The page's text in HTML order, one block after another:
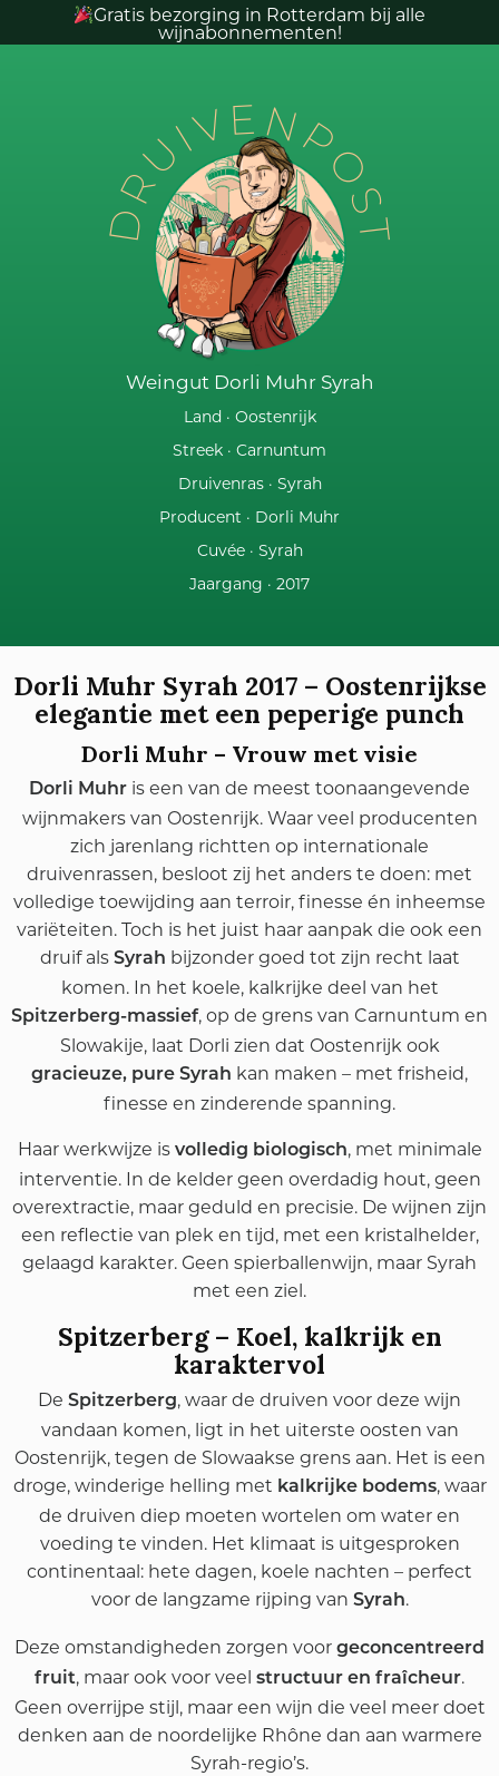
Gratis bezorging in Rotterdam bij alle
wijnabonnementen!
DRUIVENPOST
Weingut Dorli Muhr Syrah
Land · Oostenrijk
Streek · Carnuntum
Druivenras · Syrah
Producent · Dorli Muhr
Cuvée · Syrah
Jaargang · 2017
Dorli Muhr Syrah 2017 – Oostenrijkse
elegantie met een peperige punch
Dorli Muhr – Vrouw met visie
Dorli Muhr is een van de meest toonaangevende
wijnmakers van Oostenrijk. Waar veel producenten
zich jarenlang richtten op internationale
druivenrassen, besloot zij het anders te doen: met
volledige toewijding aan terroir, finesse én inheemse
variëteiten. Toch is het juist haar aanpak die ook een
druif als Syrah bijzonder goed tot zijn recht laat
komen. In het koele, kalkrijke deel van het
Spitzerberg-massief, op de grens van Carnuntum en
Slowakije, laat Dorli zien dat Oostenrijk ook
gracieuze, pure Syrah kan maken – met frisheid,
finesse en zinderende spanning.
Haar werkwijze is volledig biologisch, met minimale
interventie. In de kelder geen overdadig hout, geen
overextractie, maar geduld en precisie. De wijnen zijn
een reflectie van plek en tijd, met een kristalhelder,
gelaagd karakter. Geen spierballenwijn, maar Syrah
met een ziel.
Spitzerberg – Koel, kalkrijk en
karaktervol
De Spitzerberg, waar de druiven voor deze wijn
vandaan komen, ligt in het uiterste oosten van
Oostenrijk, tegen de Slowaakse grens aan. Het is een
droge, winderige helling met kalkrijke bodems, waar
de druiven diep moeten wortelen om water en
voeding te vinden. Het klimaat is uitgesproken
continentaal: hete dagen, koele nachten – perfect
voor de langzame rijping van Syrah.
Deze omstandigheden zorgen voor geconcentreerd
fruit, maar ook voor veel structuur en fraîcheur.
Geen overrijpe stijl, maar een wijn die veel meer doet
denken aan de noordelijke Rhône dan aan warmere
Syrah-regio’s.